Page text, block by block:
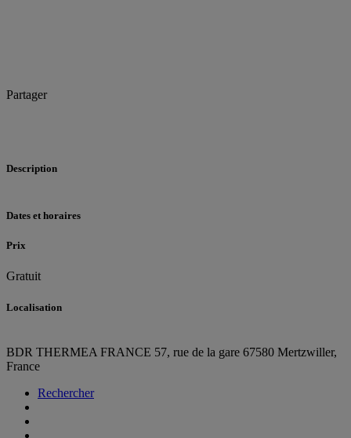
Partager
Description
Dates et horaires
Prix
Gratuit
Localisation
BDR THERMEA FRANCE 57, rue de la gare 67580 Mertzwiller,
France
Rechercher